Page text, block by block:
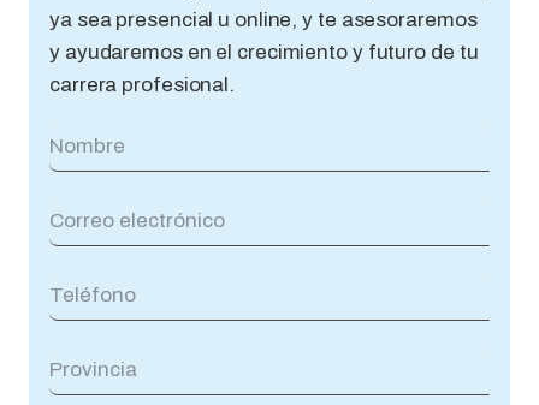
ya sea presencial u online, y te asesoraremos
y ayudaremos en el crecimiento y futuro de tu
carrera profesional.